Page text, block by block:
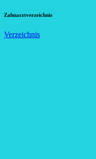
Zahnarztverzeichnis
Verzeichnis